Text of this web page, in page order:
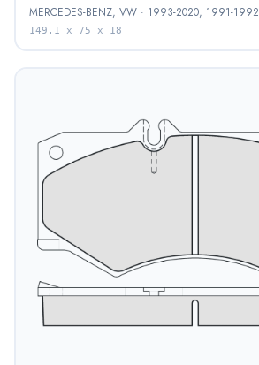
MERCEDES-BENZ, VW · 1993-2020, 1991-1992
149.1 x 75 x 18